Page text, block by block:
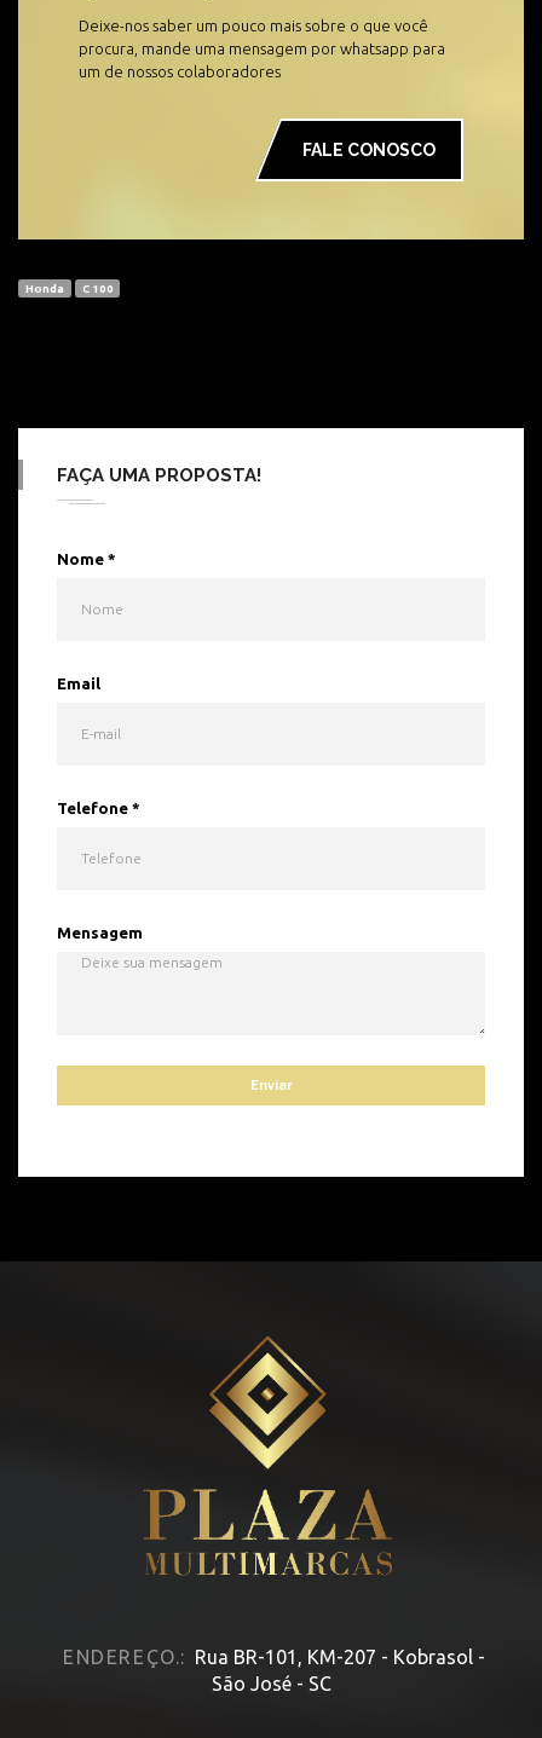
Deixe-nos saber um pouco mais sobre o que você
procura, mande uma mensagem por whatsapp para
um de nossos colaboradores
FALE CONOSCO
Honda C 100
FAÇA UMA PROPOSTA!
Nome *
Email
Telefone *
Mensagem
ENDEREÇO.: Rua BR-101, KM-207 - Kobrasol -
São José - SC